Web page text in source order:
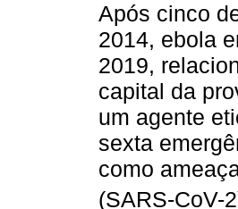
Após cinco
2014, ebola
2019,
capital da
um agente
sexta
como
(SARS-CoV-